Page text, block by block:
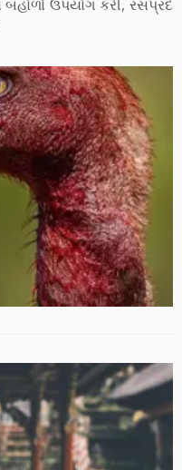
ઉપયોગ કરી, રસપ્રદ